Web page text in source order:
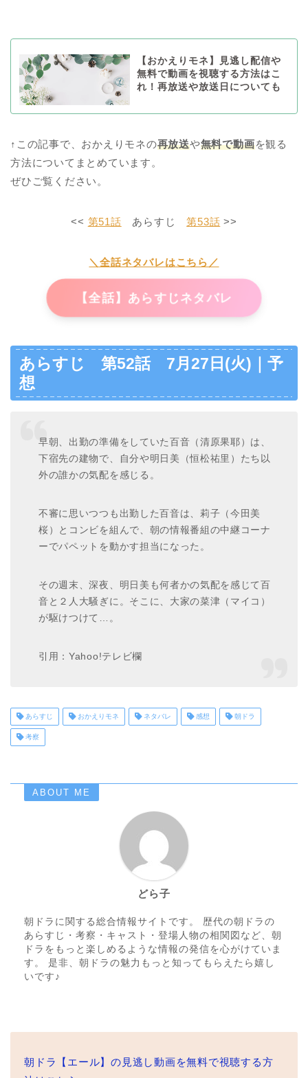
【おかえりモネ】見逃し配信や
無料で動画を視聴する方法はこ
れ！再放送や放送日についても
↑この記事で、おかえりモネの再放送や無料で動画を観る
方法についてまとめています。
ぜひご覧ください。
<< 第51話 あらすじ第53話 >>
＼全話ネタバレはこちら／
【全話】あらすじネタバレ
あらすじ 第52話 7月27日(火)｜予
想
早朝、出勤の準備をしていた百音（清原果耶）は、
下宿先の建物で、自分や明日美（恒松祐里）たち以
外の誰かの気配を感じる。
不審に思いつつも出勤した百音は、莉子（今田美
桜）とコンビを組んで、朝の情報番組の中継コーナ
ーでパペットを動かす担当になった。
その週末、深夜、明日美も何者かの気配を感じて百
音と２人大騒ぎに。そこに、大家の菜津（マイコ）
が駆けつけて…。
引用：Yahoo!テレビ欄
あらすじ おかえりモネ ネタバレ 感想 朝ドラ
考察
ABOUT ME
どら子
朝ドラに関する総合情報サイトです。 歴代の朝ドラの
あらすじ・考察・キャスト・登場人物の相関図など、朝
ドラをもっと楽しめるような情報の発信を心がけていま
す。 是非、朝ドラの魅力もっと知ってもらえたら嬉し
いです♪
朝ドラ【エール】の見逃し動画を無料で視聴する方